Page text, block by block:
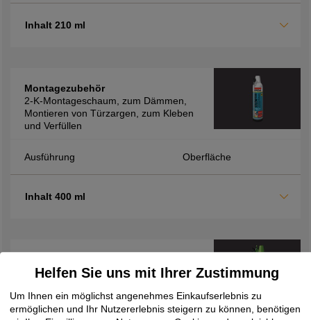
Inhalt 210 ml
Montagezubehör
2-K-Montageschaum, zum Dämmen,
Montieren von Türzargen, zum Kleben
und Verfüllen
Ausführung Oberfläche
Inhalt 400 ml
2K-Montageschaum FM710, zur
Dämmung und Isolierung, schnelle
Verarbeitung durch kurze
Helfen Sie uns mit Ihrer Zustimmung
Um Ihnen ein möglichst angenehmes Einkaufserlebnis zu
ermöglichen und Ihr Nutzererlebnis steigern zu können, benötigen